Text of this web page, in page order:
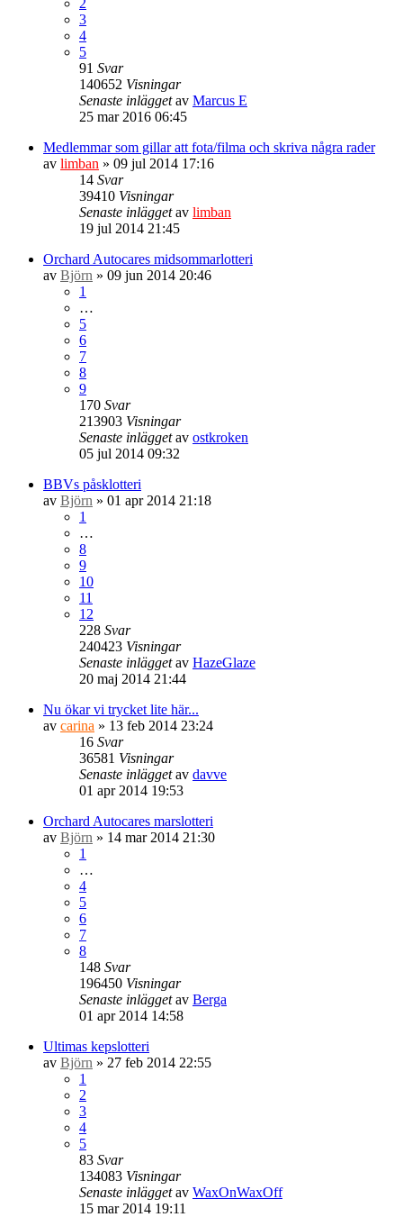
3
4
5
91 Svar
140652 Visningar
Senaste inläggetav Marcus E
25 mar 2016 06:45
Medlemmar som gillar att fota/filma och skriva några rader
av limban » 09 jul 2014 17:16
14 Svar
39410 Visningar
Senaste inläggetav limban
19 jul 2014 21:45
Orchard Autocares midsommarlotteri
av Björn » 09 jun 2014 20:46
1
…
5
6
7
8
9
170 Svar
213903 Visningar
Senaste inläggetav ostkroken
05 jul 2014 09:32
BBVs påsklotteri
av Björn » 01 apr 2014 21:18
1
…
8
9
10
11
12
228 Svar
240423 Visningar
Senaste inläggetav HazeGlaze
20 maj 2014 21:44
Nu ökar vi trycket lite här...
av carina » 13 feb 2014 23:24
16 Svar
36581 Visningar
Senaste inläggetav davve
01 apr 2014 19:53
Orchard Autocares marslotteri
av Björn » 14 mar 2014 21:30
1
…
4
5
6
7
8
148 Svar
196450 Visningar
Senaste inläggetav Berga
01 apr 2014 14:58
Ultimas kepslotteri
av Björn » 27 feb 2014 22:55
1
2
3
4
5
83 Svar
134083 Visningar
Senaste inläggetav WaxOnWaxOff
15 mar 2014 19:11